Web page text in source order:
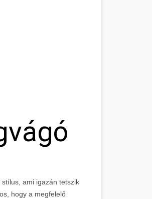
ami igazán tetszik
hogy a megfelelő